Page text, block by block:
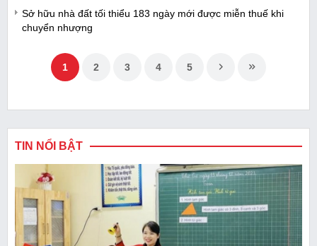
Sở hữu nhà đất tối thiểu 183 ngày mới được miễn thuế khi
chuyển nhượng
1 2 3 4 5
TIN NỔI BẬT